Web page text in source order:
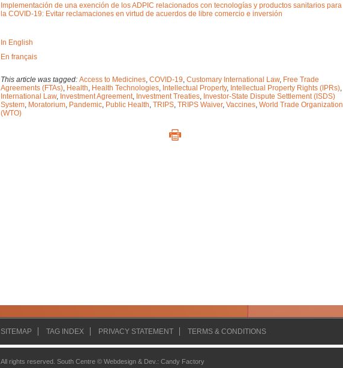
Implementación de una exención de los ADPIC relacionados con tecnologías y productos sanitarios para
la COVID-19: Evitar reclamaciones en virtud de acuerdos de libre comercio e inversión
In English
En français
This article was tagged: Access to Medicines, COVID-19, Customary International Law, Free Trade
Agreements (FTAs), Health, Health Technologies, Intellectual Property, Intellectual Property Rights (IPRs),
International Law, Investment Agreement, Investment Treaties, Investor-State Dispute Settlement (ISDS)
System, Moratorium, Pandemic, Public Health, TRIPS, TRIPS Waiver, Vaccines, World Trade Organization
(WTO)
SITEMAP TAG INDEX PRIVACY STATEMENT TERMS & CONDITIONS
All rights reserved. South Centre © Webdesign & Dev. : Candy Factory